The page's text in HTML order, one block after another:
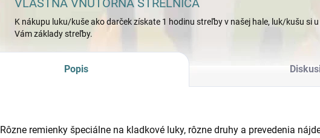
VLASTNÁ VNÚTORNÁ STRELNICA
K nákupu luku/kuše ako darček získate 1 hodinu streľby v našej hale, luk/kušu si
Vám základy streľby.
Popis
Rôzne remienky špeciálne na kladkové luky, rôzne druhy a prevedenia